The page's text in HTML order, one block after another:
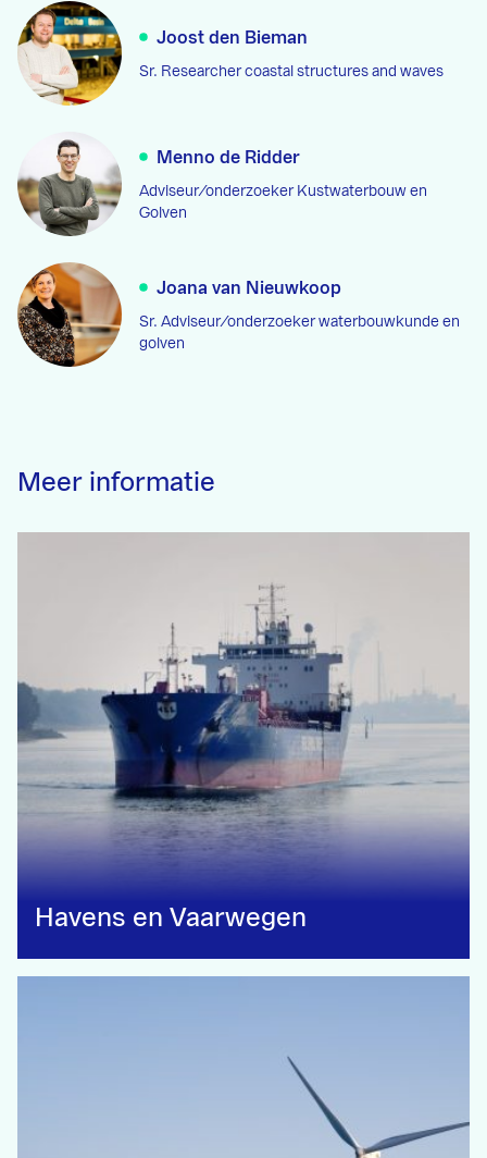
Joost den Bieman
Sr. Researcher coastal structures and waves
Menno de Ridder
Adviseur/onderzoeker Kustwaterbouw en
Golven
Joana van Nieuwkoop
Sr. Adviseur/onderzoeker waterbouwkunde en
golven
Meer informatie
Havens en Vaarwegen